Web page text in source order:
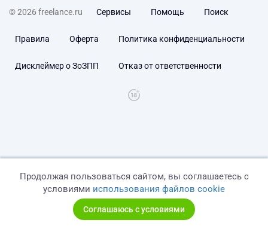
© 2026 freelance.ru Сервисы Помощь Поиск
Правила Оферта Политика конфиденциальности
Дисклеймер о ЗоЗПП Отказ от ответственности
Продолжая пользоваться сайтом, вы соглашаетесь с
условиями использования файлов cookie
Соглашаюсь с условиями